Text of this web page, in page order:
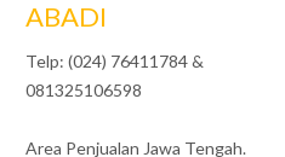
ABADI
Telp: (024) 76411784 &
081325106598
Area Penjualan Jawa Tengah.